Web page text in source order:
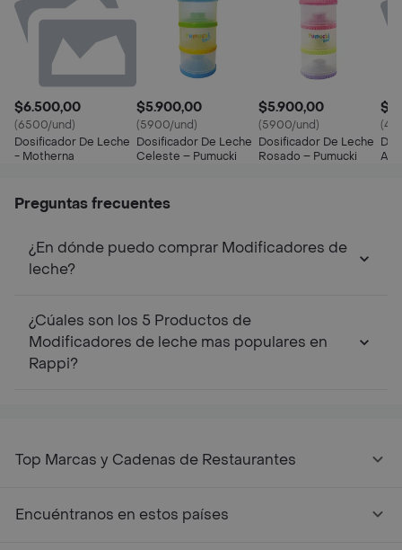
$6.500,00
(6500/und)
Dosificador De Leche
- Motherna
$5.900,00
(5900/und)
Dosificador De Leche
Celeste – Pumucki
$5.900,00
(5900/und)
Dosificador De Leche
Rosado – Pumucki
Preguntas frecuentes
¿En dónde puedo comprar Modificadores de
leche?
¿Cúales son los 5 Productos de
Modificadores de leche mas populares en
Rappi?
Top Marcas y Cadenas de Restaurantes
Encuéntranos en estos países